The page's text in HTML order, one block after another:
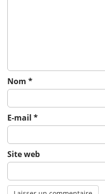
Nom *
E-mail *
Site web